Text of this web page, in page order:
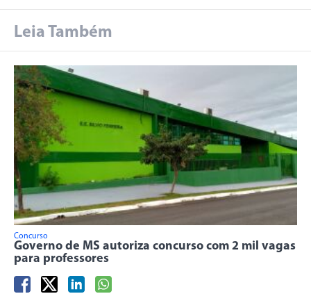
Leia Também
Concurso
Governo de MS autoriza concurso com 2 mil vagas
para professores